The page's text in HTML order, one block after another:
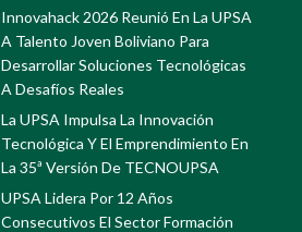
Innovahack 2026 Reunió En La UPSA
A Talento Joven Boliviano Para
Desarrollar Soluciones Tecnológicas
A Desafíos Reales
La UPSA Impulsa La Innovación
Tecnológica Y El Emprendimiento En
La 35ª Versión De TECNOUPSA
UPSA Lidera Por 12 Años
Consecutivos El Sector Formación